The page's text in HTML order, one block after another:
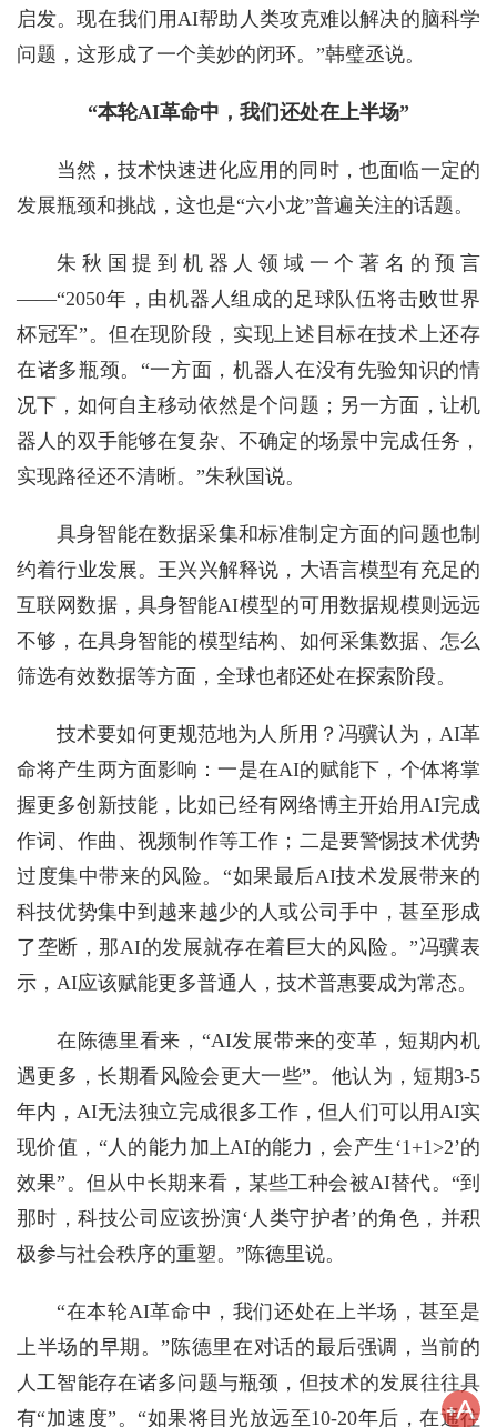
启发。现在我们用AI帮助人类攻克难以解决的脑科学
问题，这形成了一个美妙的闭环。”韩璧丞说。
“本轮AI革命中，我们还处在上半场”
当然，技术快速进化应用的同时，也面临一定的
发展瓶颈和挑战，这也是“六小龙”普遍关注的话题。
朱秋国提到机器人领域一个著名的预言
——“2050年，由机器人组成的足球队伍将击败世界
杯冠军”。但在现阶段，实现上述目标在技术上还存
在诸多瓶颈。“一方面，机器人在没有先验知识的情
况下，如何自主移动依然是个问题；另一方面，让机
器人的双手能够在复杂、不确定的场景中完成任务，
实现路径还不清晰。”朱秋国说。
具身智能在数据采集和标准制定方面的问题也制
约着行业发展。王兴兴解释说，大语言模型有充足的
互联网数据，具身智能AI模型的可用数据规模则远远
不够，在具身智能的模型结构、如何采集数据、怎么
筛选有效数据等方面，全球也都还处在探索阶段。
技术要如何更规范地为人所用？冯骥认为，AI革
命将产生两方面影响：一是在AI的赋能下，个体将掌
握更多创新技能，比如已经有网络博主开始用AI完成
作词、作曲、视频制作等工作；二是要警惕技术优势
过度集中带来的风险。“如果最后AI技术发展带来的
科技优势集中到越来越少的人或公司手中，甚至形成
了垄断，那AI的发展就存在着巨大的风险。”冯骥表
示，AI应该赋能更多普通人，技术普惠要成为常态。
在陈德里看来，“AI发展带来的变革，短期内机
遇更多，长期看风险会更大一些”。他认为，短期3-5
年内，AI无法独立完成很多工作，但人们可以用AI实
现价值，“人的能力加上AI的能力，会产生‘1+1>2’的
效果”。但从中长期来看，某些工种会被AI替代。“到
那时，科技公司应该扮演‘人类守护者’的角色，并积
极参与社会秩序的重塑。”陈德里说。
“在本轮AI革命中，我们还处在上半场，甚至是
上半场的早期。”陈德里在对话的最后强调，当前的
人工智能存在诸多问题与瓶颈，但技术的发展往往具
有“加速度”。“如果将目光放远至10-20年后，在通往